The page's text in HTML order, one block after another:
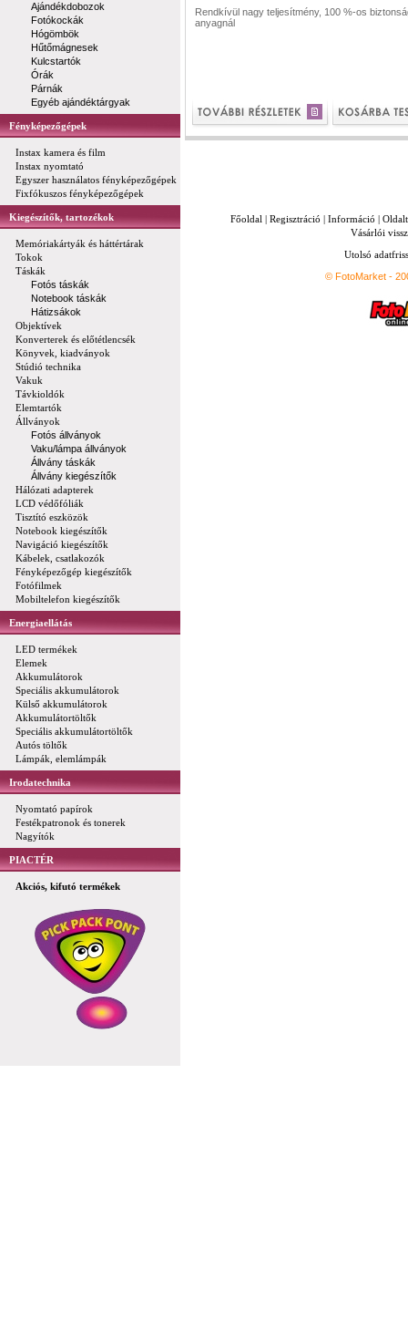
Ajándékdobozok
Fotókockák
Hógömbök
Hűtőmágnesek
Kulcstartók
Órák
Párnák
Egyéb ajándéktárgyak
Fényképezőgépek
Instax kamera és film
Instax nyomtató
Egyszer használatos fényképezőgépek
Fixfókuszos fényképezőgépek
Kiegészítők, tartozékok
Memóriakártyák és háttértárak
Tokok
Táskák
Fotós táskák
Notebook táskák
Hátizsákok
Objektívek
Konverterek és előtétlencsék
Könyvek, kiadványok
Stúdió technika
Vakuk
Távkioldók
Elemtartók
Állványok
Fotós állványok
Vaku/lámpa állványok
Állvány táskák
Állvány kiegészítők
Hálózati adapterek
LCD védőfóliák
Tisztító eszközök
Notebook kiegészítők
Navigáció kiegészítők
Kábelek, csatlakozók
Fényképezőgép kiegészítők
Fotófilmek
Mobiltelefon kiegészítők
Energiaellátás
LED termékek
Elemek
Akkumulátorok
Speciális akkumulátorok
Külső akkumulátorok
Akkumulátortöltők
Speciális akkumulátortöltők
Autós töltők
Lámpák, elemlámpák
Irodatechnika
Nyomtató papírok
Festékpatronok és tonerek
Nagyítók
PIACTÉR
Akciós, kifutó termékek
Rendkívül nagy teljesítmény, 100 %-os
anyagnál
Főoldal | Regisztráció | Információ |
Vásárlói
Utolsó
© FotoMarket -